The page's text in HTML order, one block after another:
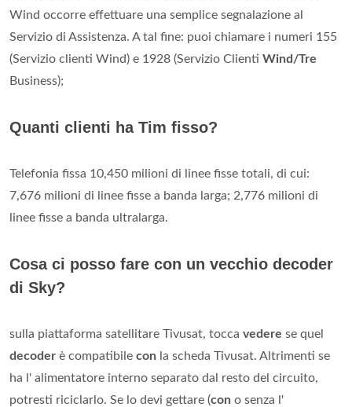
Wind occorre effettuare una semplice segnalazione al
Servizio di Assistenza. A tal fine: puoi chiamare i numeri 155
(Servizio clienti Wind) e 1928 (Servizio Clienti Wind/Tre
Business);
Quanti clienti ha Tim fisso?
Telefonia fissa 10,450 milioni di linee fisse totali, di cui:
7,676 milioni di linee fisse a banda larga; 2,776 milioni di
linee fisse a banda ultralarga.
Cosa ci posso fare con un vecchio decoder
di Sky?
sulla piattaforma satellitare Tivusat, tocca vedere se quel
decoder è compatibile con la scheda Tivusat. Altrimenti se
ha l' alimentatore interno separato dal resto del circuito,
potresti riciclarlo. Se lo devi gettare (con o senza l'